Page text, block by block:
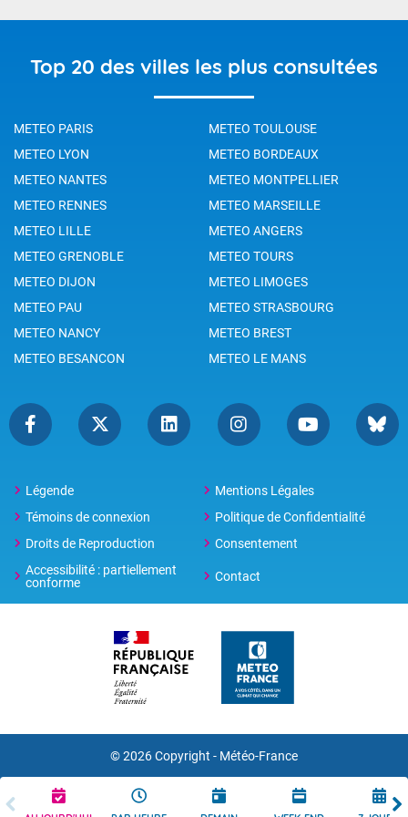
Top 20 des villes les plus consultées
METEO PARIS
METEO TOULOUSE
METEO LYON
METEO BORDEAUX
METEO NANTES
METEO MONTPELLIER
METEO RENNES
METEO MARSEILLE
METEO LILLE
METEO ANGERS
METEO GRENOBLE
METEO TOURS
METEO DIJON
METEO LIMOGES
METEO PAU
METEO STRASBOURG
METEO NANCY
METEO BREST
METEO BESANCON
METEO LE MANS
Légende
Mentions Légales
Témoins de connexion
Politique de Confidentialité
Droits de Reproduction
Consentement
Accessibilité : partiellement
conforme
Contact
© 2026 Copyright - Météo-France